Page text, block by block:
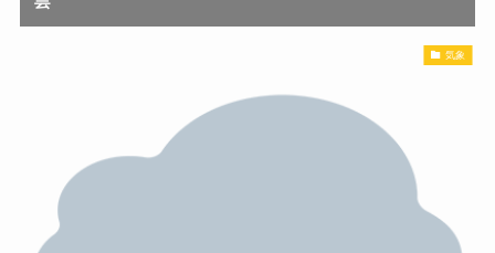
気象